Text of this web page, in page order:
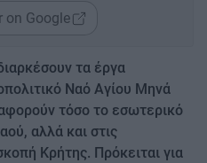
on Google
τα έργα
Ναό Αγίου Μηνά
τόσο το εσωτερικό
αλλά και στις
Κρήτης. Πρόκειται για